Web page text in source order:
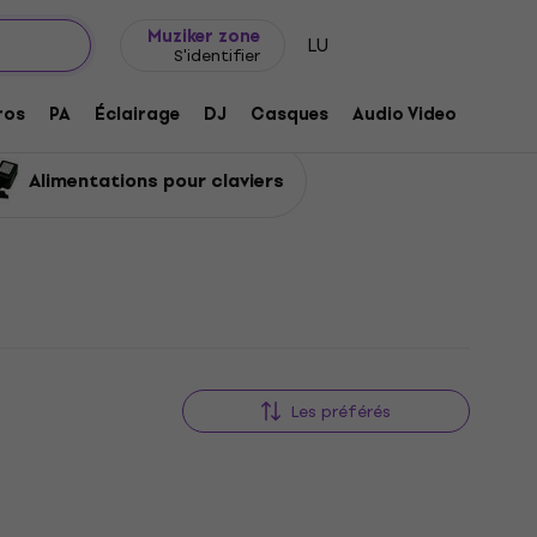
Muziker zone
S'identifier LU
PA Éclairage DJ Casques Audio Video
Alimentations pour claviers
Les préférés